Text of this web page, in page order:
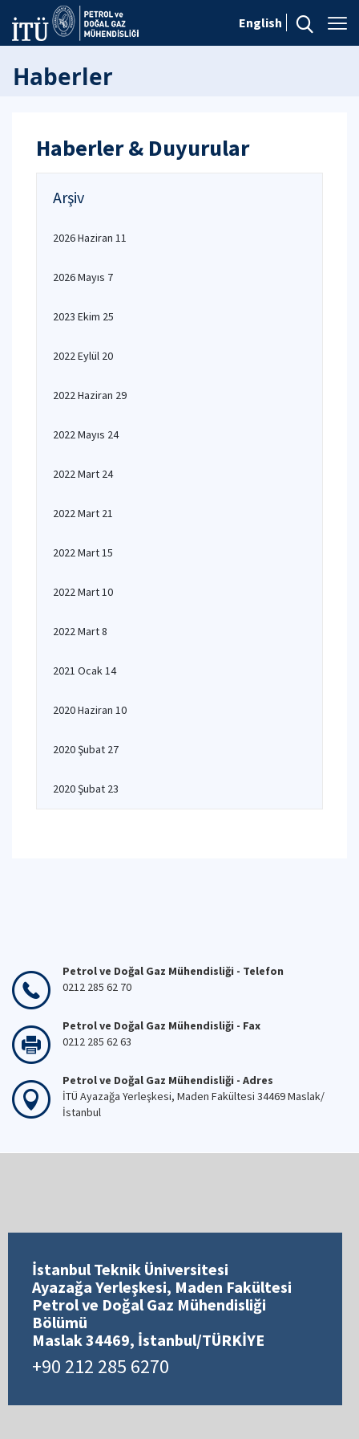
English
Haberler
Haberler & Duyurular
Arşiv
2026 Haziran 11
2026 Mayıs 7
2023 Ekim 25
2022 Eylül 20
2022 Haziran 29
2022 Mayıs 24
2022 Mart 24
2022 Mart 21
2022 Mart 15
2022 Mart 10
2022 Mart 8
2021 Ocak 14
2020 Haziran 10
2020 Şubat 27
2020 Şubat 23
Petrol ve Doğal Gaz Mühendisliği - Telefon
0212 285 62 70
Petrol ve Doğal Gaz Mühendisliği - Fax
0212 285 62 63
Petrol ve Doğal Gaz Mühendisliği - Adres
İTÜ Ayazağa Yerleşkesi, Maden Fakültesi 34469 Maslak/
İstanbul
İstanbul Teknik Üniversitesi
Ayazağa Yerleşkesi, Maden Fakültesi
Petrol ve Doğal Gaz Mühendisliği
Bölümü
Maslak 34469, İstanbul/TÜRKİYE
+90 212 285 6270